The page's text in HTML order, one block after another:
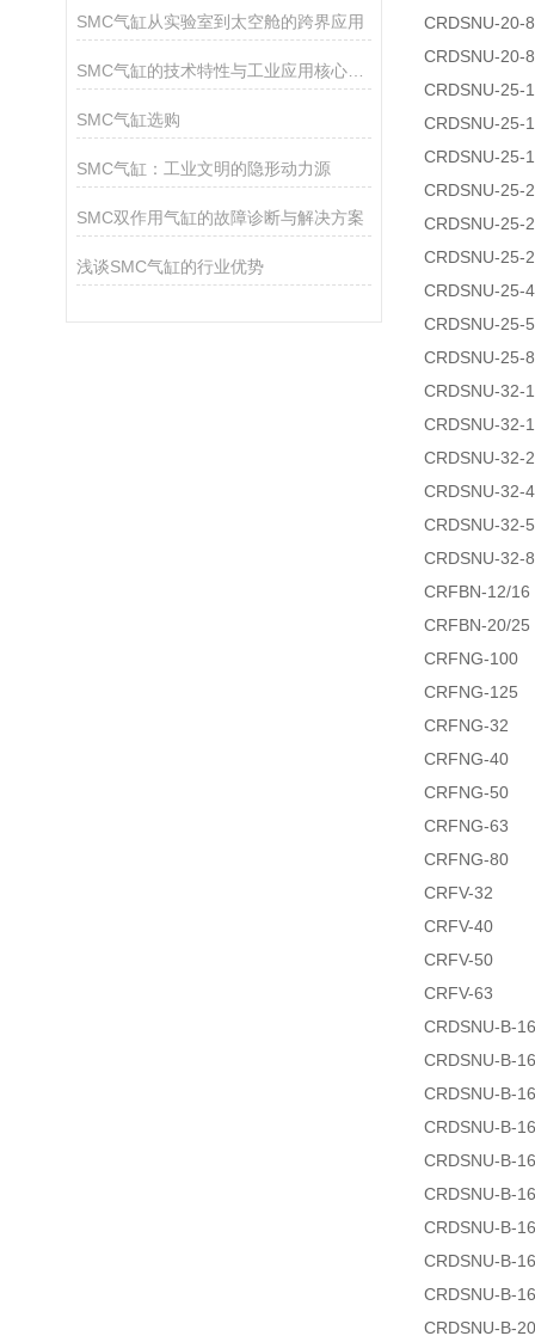
SMC气缸从实验室到太空舱的跨界应用
SMC气缸的技术特性与工业应用核心解析
SMC气缸选购
SMC气缸：工业文明的隐形动力源
SMC双作用气缸的故障诊断与解决方案
浅谈SMC气缸的行业优势
CRDSNU-20-
CRDSNU-20-
CRDSNU-25-
CRDSNU-25-
CRDSNU-25-
CRDSNU-25-
CRDSNU-25-
CRDSNU-25-
CRDSNU-25-
CRDSNU-25-
CRDSNU-25-
CRDSNU-32-
CRDSNU-32-
CRDSNU-32-
CRDSNU-32-
CRDSNU-32-
CRDSNU-32-
CRFBN-12/16
CRFBN-20/25
CRFNG-100
CRFNG-125
CRFNG-32
CRFNG-40
CRFNG-50
CRFNG-63
CRFNG-80
CRFV-32
CRFV-40
CRFV-50
CRFV-63
CRDSNU-B-
CRDSNU-B-
CRDSNU-B-
CRDSNU-B-
CRDSNU-B-
CRDSNU-B-
CRDSNU-B-
CRDSNU-B-
CRDSNU-B-
CRDSNU-B-